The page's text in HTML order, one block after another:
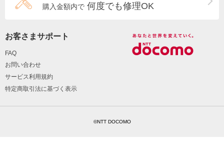
購入金額内で 何度でも修理OK
お客さまサポート
FAQ
お問い合わせ
サービス利用規約
特定商取引法に基づく表示
©NTT DOCOMO